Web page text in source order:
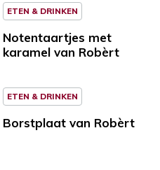
ETEN & DRINKEN
Notentaartjes met
karamel van Robèrt
ETEN & DRINKEN
Borstplaat van Robèrt